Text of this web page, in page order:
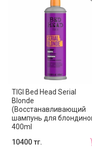
TIGI Bed Head Serial
Blonde
(Восстанавливающий
шампунь для
400ml
10400 тг.